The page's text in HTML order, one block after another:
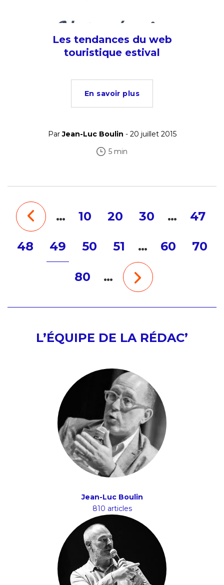
Les tendances du web
touristique estival
En savoir plus
ParJean-Luc Boulin - 20 juillet 2015
5 min
… 10 20 30 … 47
48 49 50 51 … 60 70
80 …
L’ÉQUIPE DE LA RÉDAC’
Jean-Luc Boulin
810 articles